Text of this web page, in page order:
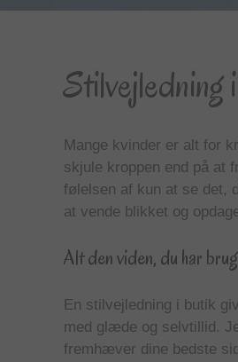
Stilvejledning
Mange kvinder er alt for
skjule kroppen end på at
følelsen af kun at se det,
at vende blikket og
Alt den viden, du har
En stilvejledning i butik
med glæde og selvtillid.
fremhæver dine bedste